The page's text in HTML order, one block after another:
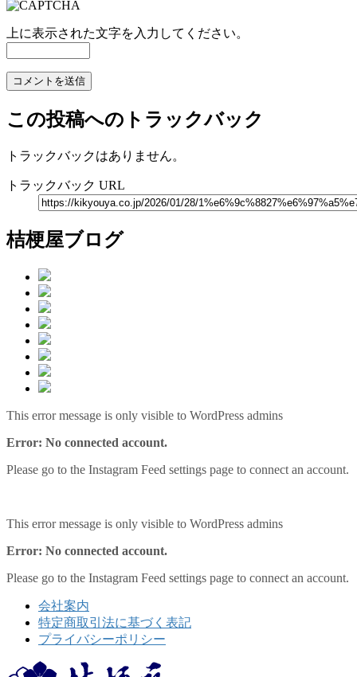
上に表示された文字を入力してください。
この投稿へのトラックバック
トラックバックはありません。
トラックバック URL
桔梗屋ブログ
This error message is only visible to WordPress admins
Error: No connected account.
Please go to the Instagram Feed settings page to connect an account.
This error message is only visible to WordPress admins
Error: No connected account.
Please go to the Instagram Feed settings page to connect an account.
会社案内
特定商取引法に基づく表記
プライバシーポリシー